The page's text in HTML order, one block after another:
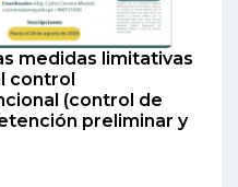
medidas limitativas
control
(control de
preliminar y